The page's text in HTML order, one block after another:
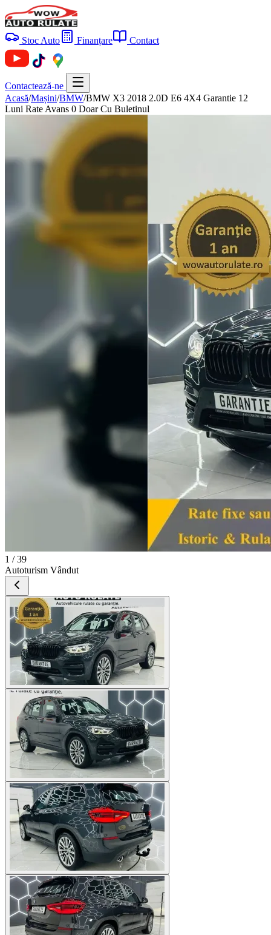
Stoc Auto Finanțare Contact
Contactează-ne
Acasă/Mașini/BMW/BMW X3 2018 2.0D E6 4X4 Garantie 12
Luni Rate Avans 0 Doar Cu Buletinul
1 / 39
Autoturism Vândut